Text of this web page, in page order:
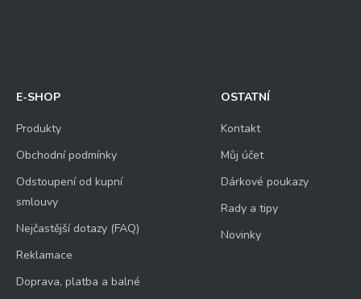
E-SHOP
Produkty
Obchodní podmínky
Odstoupení od kupní
smlouvy
Nejčastější dotazy (FAQ)
Reklamace
Doprava, platba a balné
OSTATNÍ
Kontakt
Můj účet
Dárkové poukazy
Rady a tipy
Novinky